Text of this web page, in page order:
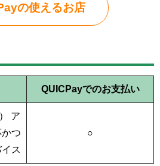
の使えるお店
QUICPayでのお支払い
ア
つ
ス
○